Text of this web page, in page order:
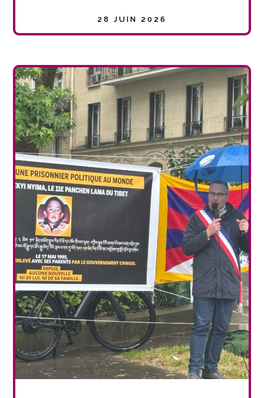
28 JUIN 2026